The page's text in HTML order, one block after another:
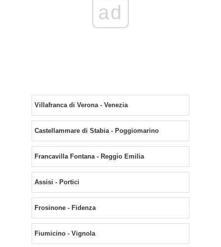
ad
Villafranca di Verona - Venezia
Castellammare di Stabia - Poggiomarino
Francavilla Fontana - Reggio Emilia
Assisi - Portici
Frosinone - Fidenza
Fiumicino - Vignola